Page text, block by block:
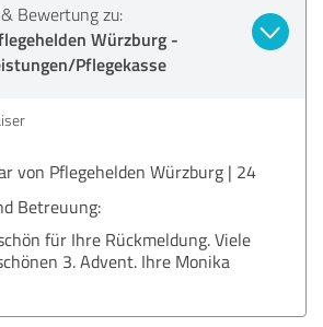
Bewertung zu:
Würzburg -
Pflegekasse
von Pflegehelden Würzburg | 24
Betreuung:
für Ihre Rückmeldung. Viele
3. Advent. Ihre Monika